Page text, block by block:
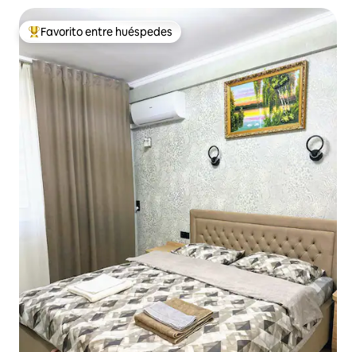
De los mejores en Favorito entre huéspedes
Favorito entre huéspedes